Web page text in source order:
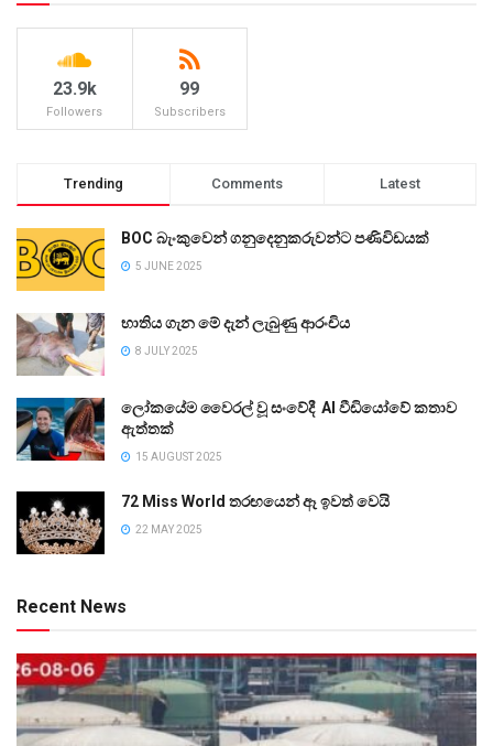
23.9k
Followers
99
Subscribers
Trending Comments Latest
BOC බැංකුවෙන් ගනුදෙනුකරුවන්ට පණිවිඩයක්
5 JUNE 2025
භාතිය ගැන මේ දැන් ලැබුණු ආරංචිය
8 JULY 2025
ලෝකයේම වෛරල් වූ සංවේදී AI වීඩියෝවේ කතාව
ඇත්තක්
15 AUGUST 2025
72 Miss World තරඟයෙන් ඈ ඉවත් වෙයි
22 MAY 2025
Recent News